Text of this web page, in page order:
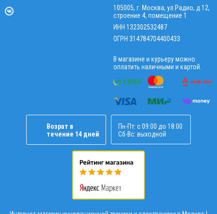
105005, г. Москва, ул.Радио, д.12,
строение 4, помещение 1
ИНН 132302532487
ОГРН 314784704400433
В магазине и курьеру можно
оплатить наличными и картой.
Возрат в
течение 14 дней
Пн-Пт: с 09:00 до 18:00
Сб-Вс: выходной